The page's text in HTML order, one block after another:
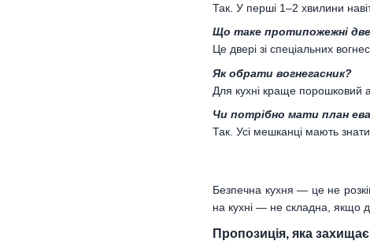
Так. У перші 1–2 хвилини
Що таке протипожежні
Це двері зі спеціальних
Як обрати вогнегасник?
Для кухні краще порошковий
Чи потрібно мати план
Так. Усі мешканці мають
Безпечна кухня — це не
на кухні — не складна, якщо
Пропозиція, яка захищає